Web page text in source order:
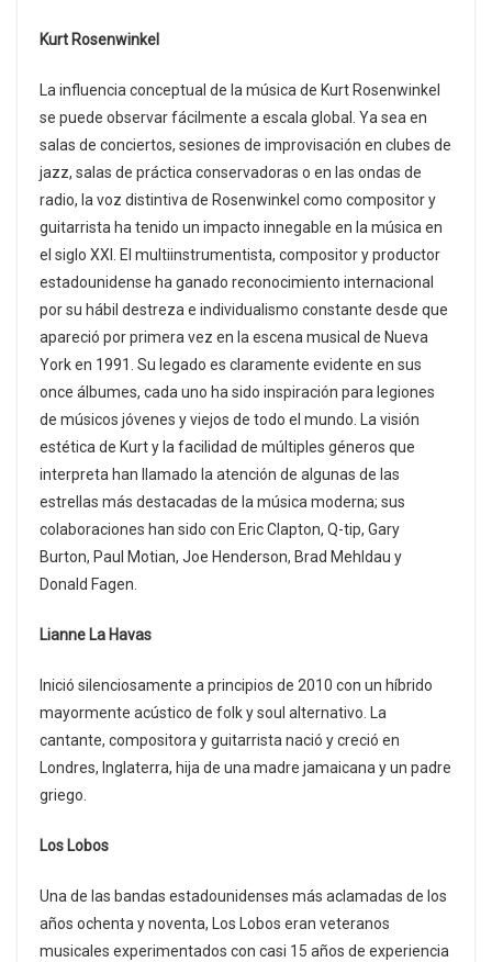
Kurt Rosenwinkel
La influencia conceptual de la música de Kurt Rosenwinkel
se puede observar fácilmente a escala global. Ya sea en
salas de conciertos, sesiones de improvisación en clubes de
jazz, salas de práctica conservadoras o en las ondas de
radio, la voz distintiva de Rosenwinkel como compositor y
guitarrista ha tenido un impacto innegable en la música en
el siglo XXI. El multiinstrumentista, compositor y productor
estadounidense ha ganado reconocimiento internacional
por su hábil destreza e individualismo constante desde que
apareció por primera vez en la escena musical de Nueva
York en 1991. Su legado es claramente evidente en sus
once álbumes, cada uno ha sido inspiración para legiones
de músicos jóvenes y viejos de todo el mundo. La visión
estética de Kurt y la facilidad de múltiples géneros que
interpreta han llamado la atención de algunas de las
estrellas más destacadas de la música moderna; sus
colaboraciones han sido con Eric Clapton, Q-tip, Gary
Burton, Paul Motian, Joe Henderson, Brad Mehldau y
Donald Fagen.
Lianne La Havas
Inició silenciosamente a principios de 2010 con un híbrido
mayormente acústico de folk y soul alternativo. La
cantante, compositora y guitarrista nació y creció en
Londres, Inglaterra, hija de una madre jamaicana y un padre
griego.
Los Lobos
Una de las bandas estadounidenses más aclamadas de los
años ochenta y noventa, Los Lobos eran veteranos
musicales experimentados con casi 15 años de experiencia